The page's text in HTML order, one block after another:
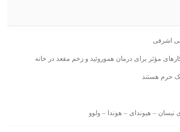
اشرفی
مؤثر برای درمان هموروئید و زخم مقعد در خانه
حرم هستند
نیسان – هیوندای – هوندا – ولوو